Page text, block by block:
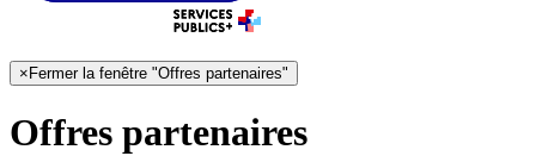
× Fermer la fenêtre "Offres partenaires"
Offres partenaires